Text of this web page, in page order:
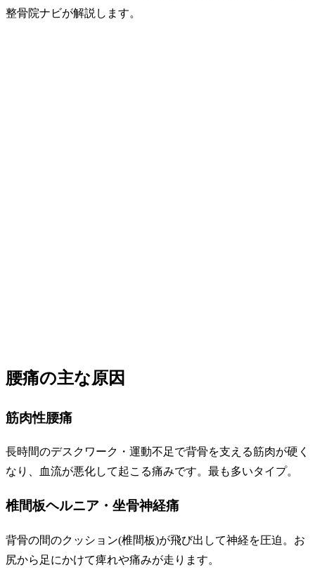
整骨院ナビが解説します。
腰痛の主な原因
筋肉性腰痛
長時間のデスクワーク・運動不足で背骨を支える筋肉が硬く
なり、血流が悪化して起こる痛みです。最も多いタイプ。
椎間板ヘルニア・坐骨神経痛
背骨の間のクッション(椎間板)が飛び出して神経を圧迫。お
尻から足にかけて痺れや痛みが走ります。